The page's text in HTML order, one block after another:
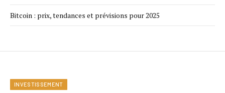
Bitcoin : prix, tendances et prévisions pour 2025
INVESTISSEMENT